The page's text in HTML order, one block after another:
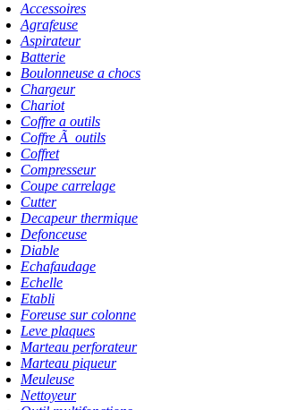
Accessoires
Agrafeuse
Aspirateur
Batterie
Boulonneuse a chocs
Chargeur
Chariot
Coffre a outils
Coffre Ã outils
Coffret
Compresseur
Coupe carrelage
Cutter
Decapeur thermique
Defonceuse
Diable
Echafaudage
Echelle
Etabli
Foreuse sur colonne
Leve plaques
Marteau perforateur
Marteau piqueur
Meuleuse
Nettoyeur